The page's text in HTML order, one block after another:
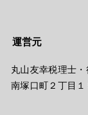
運営元
丸山友幸税理士
南塚口町２丁目